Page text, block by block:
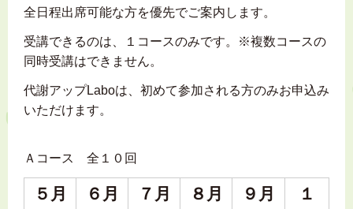
全日程出席可能な方を優先でご案内します。
受講できるのは、１コースのみです。※複数コースの
同時受講はできません。
代謝アップLaboは、初めて参加される方のみお申込み
いただけます。
Ａコース 全１０回
５月 ６月 ７月 ８月 ９月
１